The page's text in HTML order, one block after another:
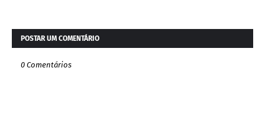
POSTAR UM COMENTÁRIO
0 Comentários